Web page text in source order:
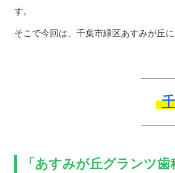
す。
そこで今回は、千葉市緑区あすみが丘
「あすみが丘グランツ